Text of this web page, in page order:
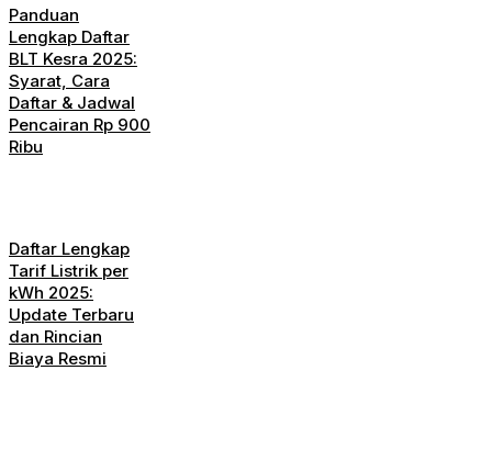
Panduan
Lengkap Daftar
BLT Kesra 2025:
Syarat, Cara
Daftar & Jadwal
Pencairan Rp 900
Ribu
Daftar Lengkap
Tarif Listrik per
kWh 2025:
Update Terbaru
dan Rincian
Biaya Resmi